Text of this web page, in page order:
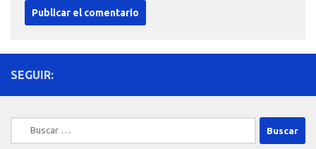
SEGUIR:
Buscar: